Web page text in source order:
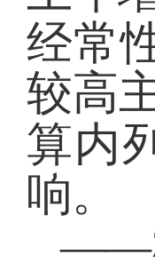
经常
较高
算内
响。
——